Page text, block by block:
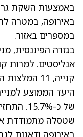
באירופה, במטרה
במספרים באזור.
בגזרה הפיננסית,
היעד הממוצע
של כ-
שטסלה מתמודדת
באירופה ודאגות